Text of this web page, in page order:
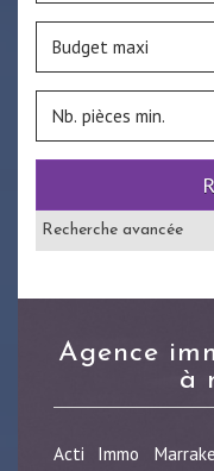
Recherche avancée
agence immobilière acti immo
à
Acti Immo